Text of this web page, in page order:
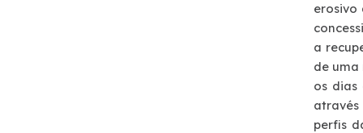
erosivo
a
de
os dias
perfis